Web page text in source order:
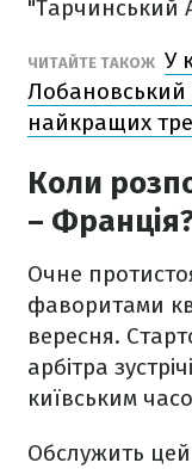
"Тарчинський
ЧИТАЙТЕ ТАКОЖ У
Лобановський
найкращих
Коли
–
Очне
фаворитами
вересня.
арбітра
київським
Обслужить